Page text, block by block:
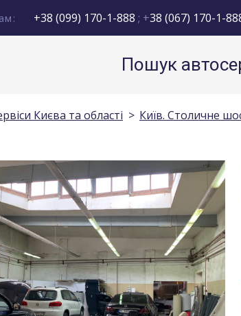
+38 (099) 170-1-888 ; +38 (067) 170-1-
Пошук
Києва та області Київ. Столичне